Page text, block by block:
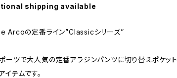
shipping available
Arcoの定番ライン”Classicシリーズ”
ーツで大人気の定番アラジンパンツに切り替えポケット
イテムです。